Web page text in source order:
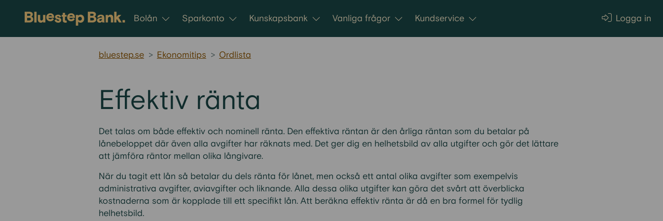
Gå till innehållet
Bolån Sparkonto Kunskapsbank Vanliga frågor Kundservice Logga in
bluestep.se > Ekonomitips > Ordlista
Effektiv ränta
Det talas om både effektiv och nominell ränta. Den effektiva räntan är den årliga räntan som du betalar på
lånebeloppet där även alla avgifter har räknats med. Det ger dig en helhetsbild av alla utgifter och gör det lättare
att jämföra räntor mellan olika långivare.
När du tagit ett lån så betalar du dels ränta för lånet, men också ett antal olika avgifter som exempelvis
administrativa avgifter, aviavgifter och liknande. Alla dessa olika utgifter kan göra det svårt att överblicka
kostnaderna som är kopplade till ett specifikt lån. Att beräkna effektiv ränta är då en bra formel för tydlig
helhetsbild.